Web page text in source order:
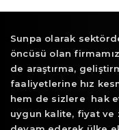
Sunpa olarak
öncüsü olan
de araştırma,
faaliyetlerine hız
hem de sizlere hak
uygun kalite, fiyat ve